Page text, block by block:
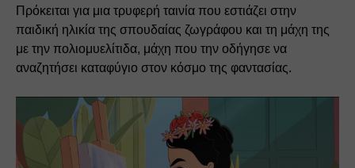
Πρόκειται για μια τρυφερή ταινία που εστιάζει στην
παιδική ηλικία της σπουδαίας ζωγράφου και τη μάχη της
με την πολιομυελίτιδα, μάχη που την οδήγησε να
αναζητήσει καταφύγιο στον κόσμο της φαντασίας.